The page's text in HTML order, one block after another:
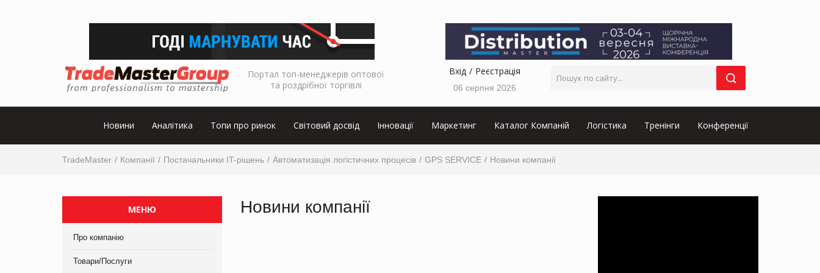
Портал топ-менеджерів оптової
та роздрібної торгівлі
Вхід Реєстрація
06 серпня 2026
Новини Аналітика Топи про ринок Світовий досвід Інновації Маркетинг Каталог Компаній Логістика Тренінги Конференції
TradeMaster Компанії Постачальники IT-рішень Автоматизація логістичних процесів GPS SERVICE Новини компанії
МЕНЮ
Про компанію
Товари/Послуги
Новини компанії